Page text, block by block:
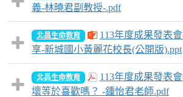
義-林曉君副教授-.pdf
北昌生命教育
113年度成果發表
享-新城國小黃麗花校長(公開版).ppt
北昌生命教育
113年度成果發表
壞等於喜歡嗎？ -鍾怡君老師.pdf